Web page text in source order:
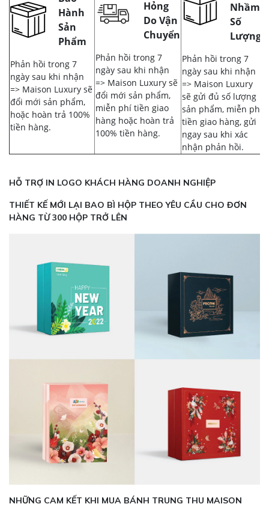
Hành
Sản
Phẩm
Phản hồi trong 7
ngày sau khi nhận
=> Maison Luxury sẽ
đổi mới sản phẩm,
hoặc hoàn trả 100%
tiền hàng.
Hỏng
Do Vận
Chuyển
Phản hồi trong 7
ngày sau khi nhận
=> Maison Luxury sẽ
đổi mới sản phẩm,
miễn phí tiền giao
hàng hoặc hoàn trả
100% tiền hàng.
Nhầm,
Số
Lượng
Phản hồi trong 7
ngày sau khi nhận
=> Maison Luxury
sẽ gửi đủ số lượng
sản phẩm, miễn phí
tiền giao hàng, gửi
ngay sau khi xác
nhận phản hồi.
HỖ TRỢ IN LOGO KHÁCH HÀNG DOANH NGHIỆP
THIẾT KẾ MỚI LẠI BAO BÌ HỘP THEO YÊU CẦU CHO ĐƠN
HÀNG TỪ 300 HỘP TRỞ LÊN
NHỮNG CAM KẾT KHI MUA BÁNH TRUNG THU MAISON